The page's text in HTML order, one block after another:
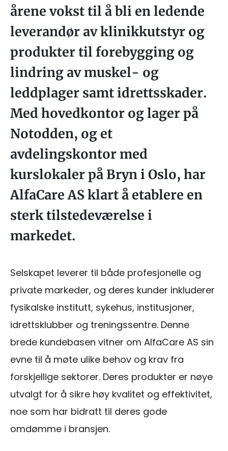
årene vokst til å bli en ledende
leverandør av klinikkutstyr og
produkter til forebygging og
lindring av muskel- og
leddplager samt idrettsskader.
Med hovedkontor og lager på
Notodden, og et
avdelingskontor med
kurslokaler på Bryn i Oslo, har
AlfaCare AS klart å etablere en
sterk tilstedeværelse i
markedet.
Selskapet leverer til både profesjonelle og
private markeder, og deres kunder inkluderer
fysikalske institutt, sykehus, institusjoner,
idrettsklubber og treningssentre. Denne
brede kundebasen vitner om AlfaCare AS sin
evne til å møte ulike behov og krav fra
forskjellige sektorer. Deres produkter er nøye
utvalgt for å sikre høy kvalitet og effektivitet,
noe som har bidratt til deres gode
omdømme i bransjen.